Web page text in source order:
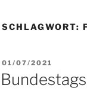
SCHLAGWORT:
VERÖFFENTLICHT
AM
01/07/2021